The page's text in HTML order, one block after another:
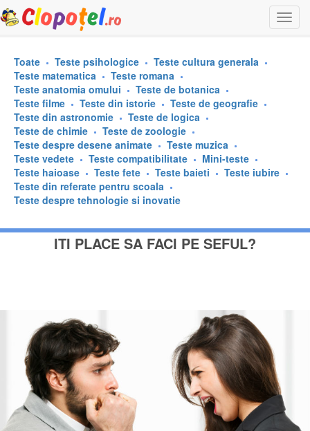
Toate Teste psihologice
Teste cultura generala
Teste matematica
Teste romana
Teste anatomia omului
Teste de botanica
Teste filme
Teste din istorie
Teste de geografie
Teste din astronomie
Teste de logica
Teste de chimie
Teste de zoologie
Teste despre desene animate
Teste muzica
Teste vedete
Teste compatibilitate
Mini-teste
Teste haioase
Teste fete Teste baieti
Teste iubire
Teste din referate pentru scoala
Teste despre tehnologie si inovatie
ITI PLACE SA FACI PE SEFUL?